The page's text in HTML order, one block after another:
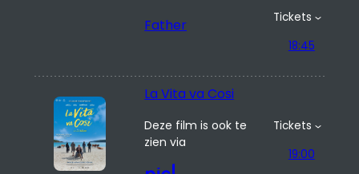
Father
Tickets
18:45
La Vita va Cosi
Deze film is ook te
zien via
Tickets
19:00